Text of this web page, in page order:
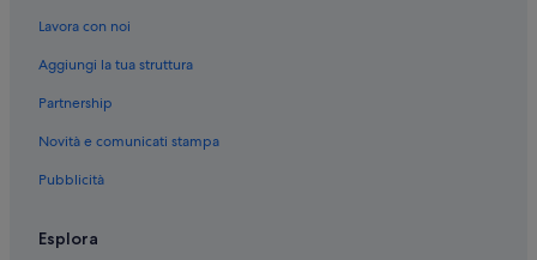
Tahiti Faaa Intl.: hotel nelle vicinanze
Mercato di Papeete: hotel nelle vicinanze
Papeete: Case galleggianti
Lavora con noi
Aggiungi la tua struttura
Partnership
Novità e comunicati stampa
Pubblicità
Esplora